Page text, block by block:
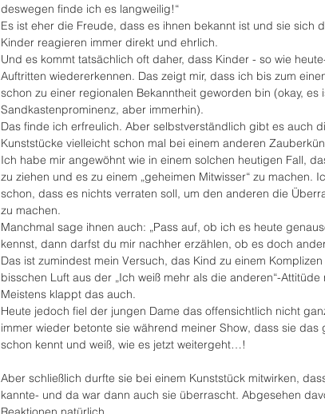
deswegen finde ich es langweilig!“
Es ist eher die Freude, dass es ihnen bekannt ist und sie sich
Kinder reagieren immer direkt und ehrlich.
Und es kommt tatsächlich oft daher, dass Kinder - so wie
Auftritten wiedererkennen. Das zeigt mir, dass ich bis zum
schon zu einer regionalen Bekanntheit geworden bin (okay, es
Sandkastenprominenz, aber immerhin).
Das finde ich erfreulich. Aber selbstverständlich gibt es auch
Kunststücke vielleicht schon mal bei einem anderen
Ich habe mir angewöhnt wie in einem solchen heutigen Fall,
zu ziehen und es zu einem „geheimen Mitwisser“ zu machen.
schon, dass es nichts verraten soll, um den anderen die
zu machen.
Manchmal sage ihnen auch: „Pass auf, ob ich es heute
kennst, dann darfst du mir nachher erzählen, ob es doch
Das ist zumindest mein Versuch, das Kind zu einem
bisschen Luft aus der „Ich weiß mehr als die anderen“-Attitüde
Meistens klappt das auch.
Heute jedoch fiel der jungen Dame das offensichtlich nicht
immer wieder betonte sie während meiner Show, dass sie das
schon kennt und weiß, wie es jetzt weitergeht…!
Aber schließlich durfte sie bei einem Kunststück mitwirken,
kannte- und da war dann auch sie überrascht. Abgesehen